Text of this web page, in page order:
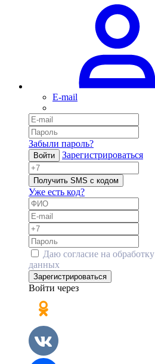
E-mail
Забыли пароль?
Войти Зарегистрироваться
Получить SMS с кодом
Уже есть код?
Даю согласие на обработку
данных
Зарегистрироваться
Войти через